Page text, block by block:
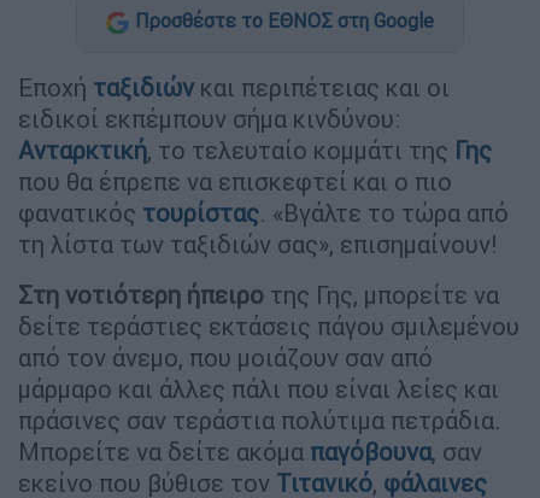
Προσθέστε το ΕΘΝΟΣ στη Google
Εποχή ταξιδιώνκαι περιπέτειας και οι
ειδικοί εκπέμπουν σήμα κινδύνου:
Ανταρκτική, το τελευταίο κομμάτι της Γης
που θα έπρεπε να επισκεφτεί και ο πιο
φανατικός τουρίστας. «Βγάλτε το τώρα από
τη λίστα των ταξιδιών σας», επισημαίνουν!
Στη νοτιότερη ήπειρο της Γης, μπορείτε να
δείτε τεράστιες εκτάσεις πάγου σμιλεμένου
από τον άνεμο, που μοιάζουν σαν από
μάρμαρο και άλλες πάλι που είναι λείες και
πράσινες σαν τεράστια πολύτιμα πετράδια.
Μπορείτε να δείτε ακόμα παγόβουνα, σαν
εκείνο που βύθισε τον Τιτανικό, φάλαινες